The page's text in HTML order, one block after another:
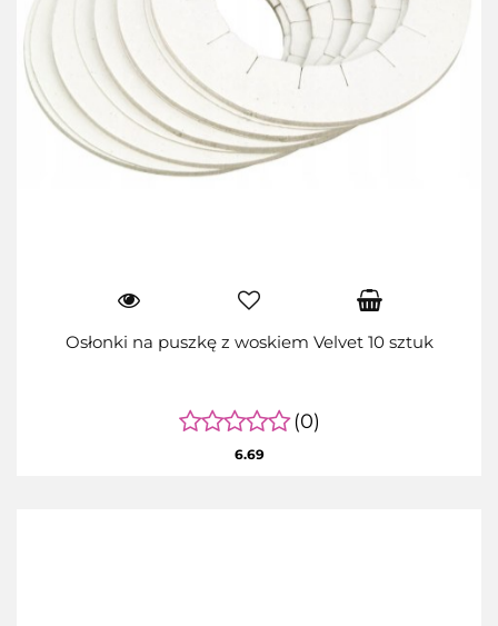
Osłonki na puszkę z woskiem Velvet 10 sztuk
(0)
6.69